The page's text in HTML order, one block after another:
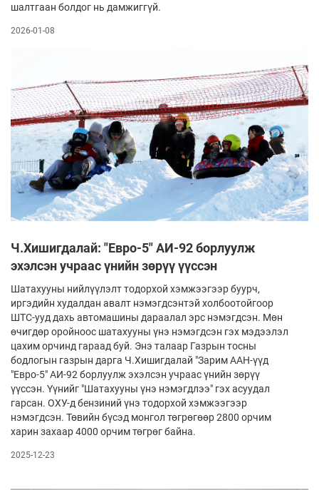
шалтгаан болдог нь дамжиггүй.
2026-01-08
Ч.Хишигдалай: "Евро-5" АИ-92 борлуулж
эхэлсэн учраас үнийн зөрүү үүссэн
Шатахууны нийлүүлэлт тодорхой хэмжээгээр буурч,
иргэдийн худалдан авалт нэмэгдсэнтэй холбоотойгоор
ШТС-ууд дахь автомашины дараалал эрс нэмэгдсэн. Мөн
өчигдөр оройноос шатахууны үнэ нэмэгдсэн гэх мэдээлэл
цахим орчинд гараад буй. Энэ талаар Газрын тосны
бодлогын газрын дарга Ч.Хишигдалай "Зарим ААН-үүд
"Евро-5" АИ-92 борлуулж эхэлсэн учраас үнийн зөрүү
үүссэн. Үүнийг "Шатахууны үнэ нэмэгдлээ" гэх асуудал
гарсан. ОХУ-д бензиний үнэ тодорхой хэмжээгээр
нэмэгдсэн. Төвийн бүсэд монгол төгрөгөөр 2800 орчим
харин захаар 4000 орчим төгрөг байна.
2025-12-23